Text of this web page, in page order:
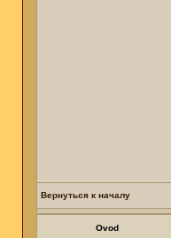
Вернуться к началу
Ovod